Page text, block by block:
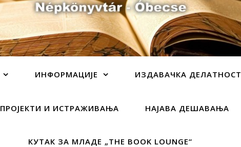
ИНФОРМАЦИЈЕ ИЗДАВАЧКА ДЕЛАТНОСТ
ПРОЈЕКТИ И ИСТРАЖИВАЊА НАЈАВА ДЕШАВАЊА
КУТАК ЗА МЛАДЕ „THE BOOK LOUNGE“